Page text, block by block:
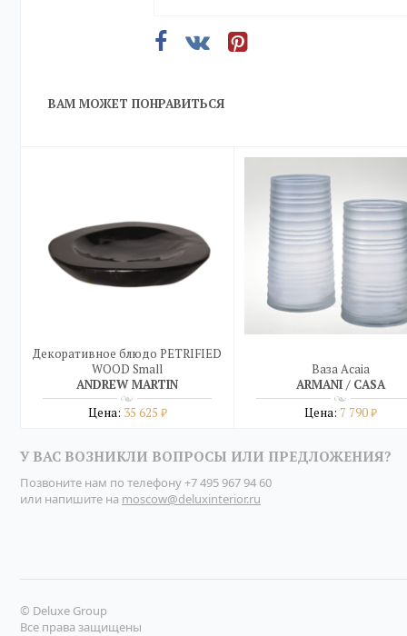
ВАМ МОЖЕТ ПОНРАВИТЬСЯ
Декоративное блюдо PETRIFIED
WOOD Small
ANDREW MARTIN
Цена: 35 625 ₽
Ваза Acaia
ARMANI / CASA
Цена: 7 790₽
У ВАС ВОЗНИКЛИ ВОПРОСЫ ИЛИ ПРЕДЛОЖЕНИЯ?
Позвоните нам по телефону+7 495 967 94 60
или напишите на moscow@deluxinterior.ru
© Deluxe Group
Все права защищены